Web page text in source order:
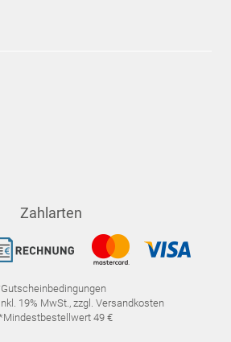
Zahlarten
19% MwSt., zzgl. Versandkosten
49 €